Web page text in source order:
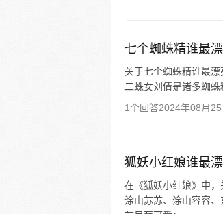
七个蜘蛛精谁最
关于七个蜘蛛精谁最
二蛛女刘倩是诸多蜘蛛
1个回答2024年08月
狐妖小红娘谁最
在《狐妖小红娘》中，
涂山苏苏、涂山容容